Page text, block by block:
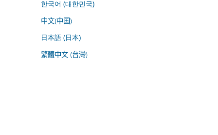
한국어 (대한민국)
中文(中国)
日本語 (日本)
繁體中文 (台灣)